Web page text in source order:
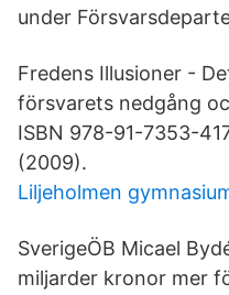
under
Fredens Illusioner -
försvarets nedgång
ISBN 978-91-7353-
(2009).
Liljeholmen
SverigeÖB Micael
miljarder kronor mer